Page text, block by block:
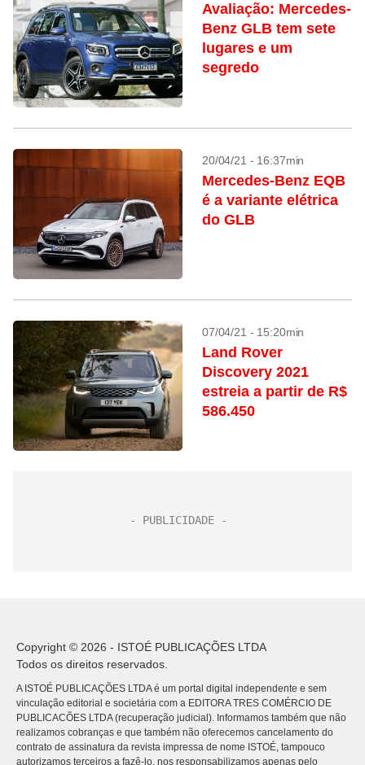
Avaliação: Mercedes-
Benz GLB tem sete
lugares e um
segredo
20/04/21 - 16:37min
Mercedes-Benz EQB
é a variante elétrica
do GLB
07/04/21 - 15:20min
Land Rover
Discovery 2021
estreia a partir de R$
586.450
Copyright © 2026 - ISTOÉ PUBLICAÇÕES LTDA
Todos os direitos reservados.
A ISTOÉ PUBLICAÇÕES LTDA é um portal digital independente e sem
vinculação editorial e societária com a EDITORA TRES COMÉRCIO DE
PUBLICACÕES LTDA (recuperação judicial). Informamos também que não
realizamos cobranças e que também não oferecemos cancelamento do
contrato de assinatura da revista impressa de nome ISTOÉ, tampouco
autorizamos terceiros a fazê-lo, nos responsabilizamos apenas pelo